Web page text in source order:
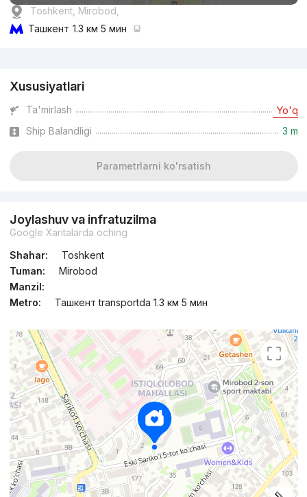
Toshkent, Mirobod,
Ташкент 1.3 км 5 мин
Xususiyatlari
Ta'mirlash Yo'q
Ship Balandligi 3 m
Parametrlarni ko'rsatish
Joylashuv va infratuzilma
Google Xaritalarda oching
Shahar:
Toshkent
Tuman:
Mirobod
Manzil:
Metro:
Ташкент transportda 1.3 км 5 мин